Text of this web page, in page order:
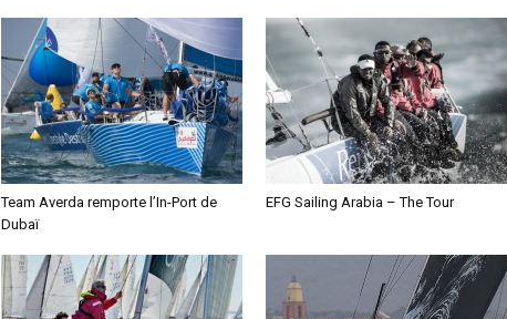
Team Averda remporte l’In-Port de
Dubaï
EFG Sailing Arabia – The Tour